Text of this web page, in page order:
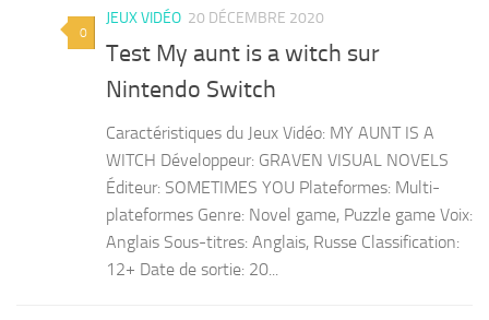
0
JEUX VIDÉO 20 DÉCEMBRE 2020
Test My aunt is a witch sur
Nintendo Switch
Caractéristiques du Jeux Vidéo: MY AUNT IS A
WITCH Développeur: GRAVEN VISUAL NOVELS
Éditeur: SOMETIMES YOU Plateformes: Multi-
plateformes Genre: Novel game, Puzzle game Voix:
Anglais Sous-titres: Anglais, Russe Classification:
12+ Date de sortie: 20...